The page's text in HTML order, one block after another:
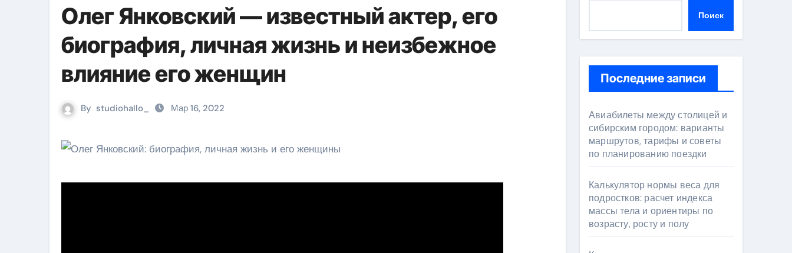
Олег Янковский — известный актер, его
биография, личная жизнь и неизбежное
влияние его женщин
By studiohallo_ Мар 16, 2022
Поиск
Последние записи
Авиабилеты между столицей и
сибирским городом: варианты
маршрутов, тарифы и советы
по планированию поездки
Калькулятор нормы веса для
подростков: расчет индекса
массы тела и ориентиры по
возрасту, росту и полу